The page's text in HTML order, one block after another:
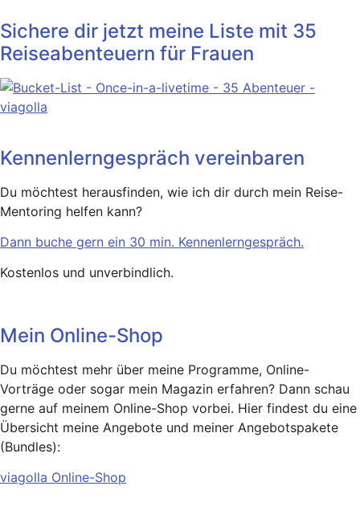
Sichere dir jetzt meine Liste mit 35
Reiseabenteuern für Frauen
Kennenlerngespräch vereinbaren
Du möchtest herausfinden, wie ich dir durch mein Reise-
Mentoring helfen kann?
Dann buche gern ein 30 min. Kennenlerngespräch.
Kostenlos und unverbindlich.
Mein Online-Shop
Du möchtest mehr über meine Programme, Online-
Vorträge oder sogar mein Magazin erfahren? Dann schau
gerne auf meinem Online-Shop vorbei. Hier findest du eine
Übersicht meine Angebote und meiner Angebotspakete
(Bundles):
viagolla Online-Shop